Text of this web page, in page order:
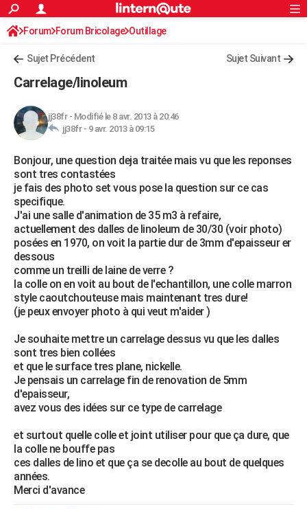
ACTUALITÉS
Politique
Société
Faits Divers
Education
Monde
Villes
+
Retraite
Impôts
Epargne
Immobilier
Risques naturels par ville
Banque
Assurance
Crédit
AUTO
HIGH-TECH
Mobiles
Meilleur smartphone
Internet
Ordinateurs
Jeux vidéo
Guide high-tech
+BRICOLAGE
Forum
Aménagement intérieur
Extérieur
Cuisine
Salle de bains
Jardinage
Rangement
WEEK-END
Guides de France
Escapades
Patrimoine
Expositions
Musées
Week-end nature
LIFESTYLE
SANTE
Alimentation
Guide de la santé
Maladies
Médicaments
Sommeil
VOYAGE
Destinations
City break
Voyage nature
Voyage de noces
Forum
Climat
GUIDES D'ACHAT
BONS PLANS
CARTE DE VOEUX
Carte de Noël
Carte Bonne année
Carte Saint-Valentin
Carte Pâques
Carte d'anniversaire
DICTIONNAIRE
Dictionnaire
Biographies
Citations
Expressions
Proverbes
PROGRAMME TV
COPAINS D'AVANT
S'inscrire
Connexion
Forum Forum Bricolage Outillage
Sujet Précédent Sujet Suivant
Carrelage/linoleum
jj38fr- Modifié le 8 avr. 2013 à 20:46
jj38fr - 9 avr. 2013 à 09:15
Bonjour, une question deja traitée mais vu que les reponses
sont tres contastées
je fais des photo set vous pose la question sur ce cas
specifique.
J'ai une salle d'animation de 35 m3 à refaire,
actuellement des dalles de linoleum de 30/30 (voir photo)
posées en 1970, on voit la partie dur de 3mm d'epaisseur er
dessous
comme un treilli de laine de verre ?
la colle on en voit au bout de l'echantillon, une colle marron
style caoutchouteuse mais maintenant tres dure!
(je peux envoyer photo à qui veut m'aider )
Je souhaite mettre un carrelage dessus vu que les dalles
sont tres bien collées
et que le surface tres plane, nickelle.
Je pensais un carrelage fin de renovation de 5mm
d'epaisseur,
avez vous des idées sur ce type de carrelage
et surtout quelle colle et joint utiliser pour que ça dure, que
la colle ne bouffe pas
ces dalles de lino et que ça se decolle au bout de quelques
années.
Merci d'avance